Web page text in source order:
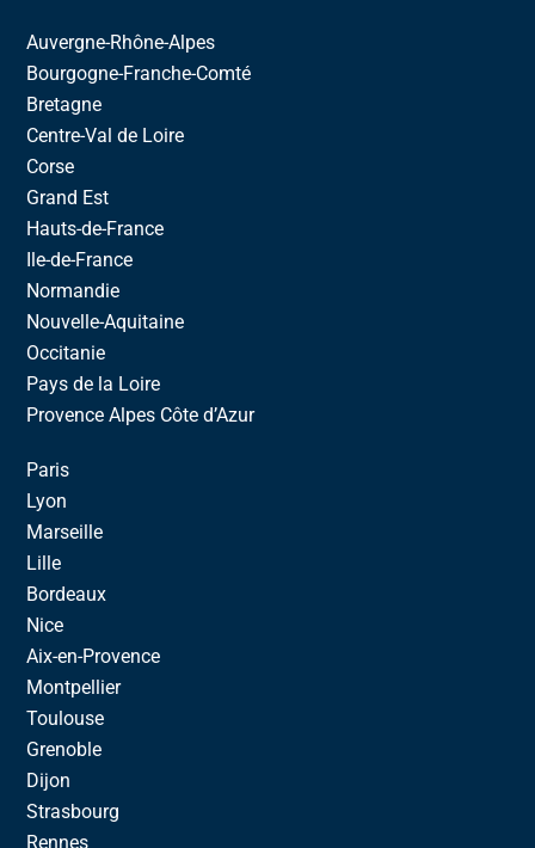
Auvergne-Rhône-Alpes
Bourgogne-Franche-Comté
Bretagne
Centre-Val de Loire
Corse
Grand Est
Hauts-de-France
Ile-de-France
Normandie
Nouvelle-Aquitaine
Occitanie
Pays de la Loire
Provence Alpes Côte d’Azur
Paris
Lyon
Marseille
Lille
Bordeaux
Nice
Aix-en-Provence
Montpellier
Toulouse
Grenoble
Dijon
Strasbourg
Rennes